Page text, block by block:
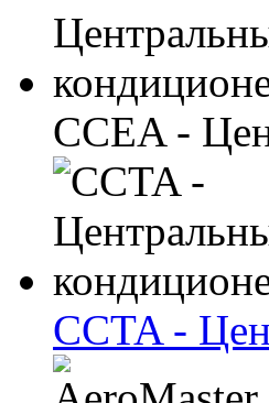
CCEA -
CCTA -